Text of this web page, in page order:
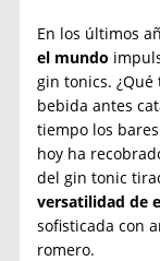
En los últimos
el mundo
gin tonics.
bebida antes
tiempo los
hoy ha
del gin tonic
versatilidad de
sofisticada con
romero.